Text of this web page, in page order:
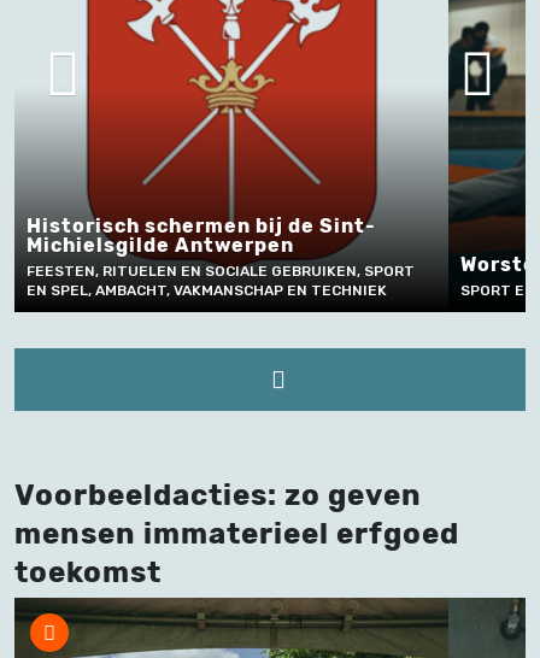
Worstelen in Antwerpen
SPORT EN SPEL
Voorbeeldacties: zo geven
mensen immaterieel erfgoed
toekomst